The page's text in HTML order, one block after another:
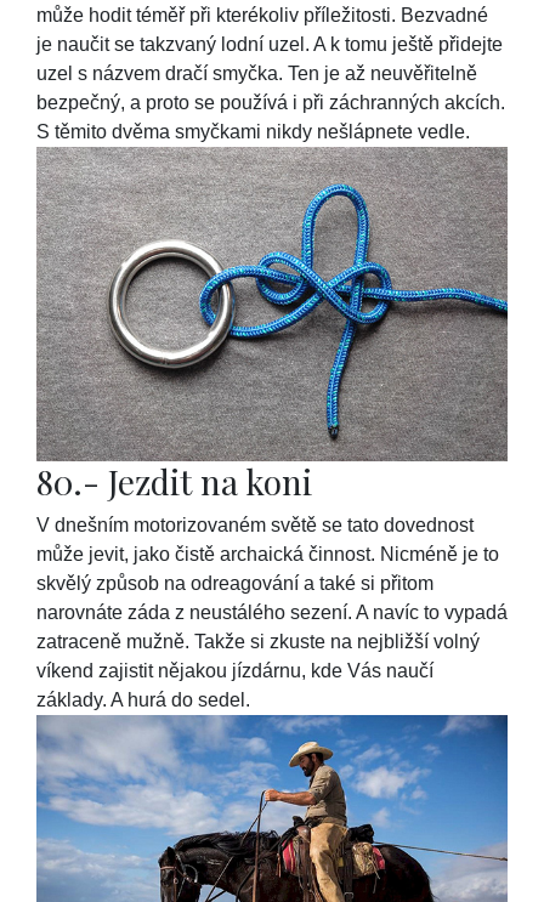
může hodit téměř při kterékoliv příležitosti. Bezvadné
je naučit se takzvaný lodní uzel. A k tomu ještě přidejte
uzel s názvem dračí smyčka. Ten je až neuvěřitelně
bezpečný, a proto se používá i při záchranných akcích.
S těmito dvěma smyčkami nikdy nešlápnete vedle.
80.- Jezdit na koni
V dnešním motorizovaném světě se tato dovednost
může jevit, jako čistě archaická činnost. Nicméně je to
skvělý způsob na odreagování a také si přitom
narovnáte záda z neustálého sezení. A navíc to vypadá
zatraceně mužně. Takže si zkuste na nejbližší volný
víkend zajistit nějakou jízdárnu, kde Vás naučí
základy. A hurá do sedel.